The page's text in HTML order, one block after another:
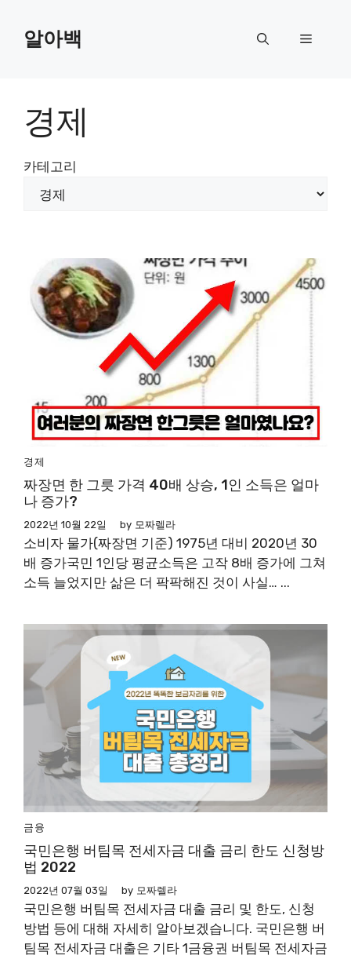
content알아백 Menu
경제
카테고리
경제
짜장면 한 그릇 가격 40배 상승, 1인 소득은 얼마
나 증가?
2022년 10월 22일 by 모짜렐라
소비자 물가(짜장면 기준) 1975년 대비 2020년 30
배 증가국민 1인당 평균소득은 고작 8배 증가에 그쳐
소득 늘었지만 삶은 더 팍팍해진 것이 사실… ...
금융
국민은행 버팀목 전세자금 대출 금리 한도 신청방
법 2022
2022년 07월 03일 by 모짜렐라
국민은행 버팀목 전세자금 대출 금리 및 한도, 신청
방법 등에 대해 자세히 알아보겠습니다. 국민은행 버
팀목 전세자금 대출은 기타 1금융권 버팀목 전세자금